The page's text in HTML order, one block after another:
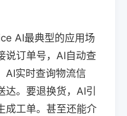
AI最典型的应用场
说订单号，AI自动查
AI实时查询物流信
。要退换货，AI引
成工单。甚至还能介